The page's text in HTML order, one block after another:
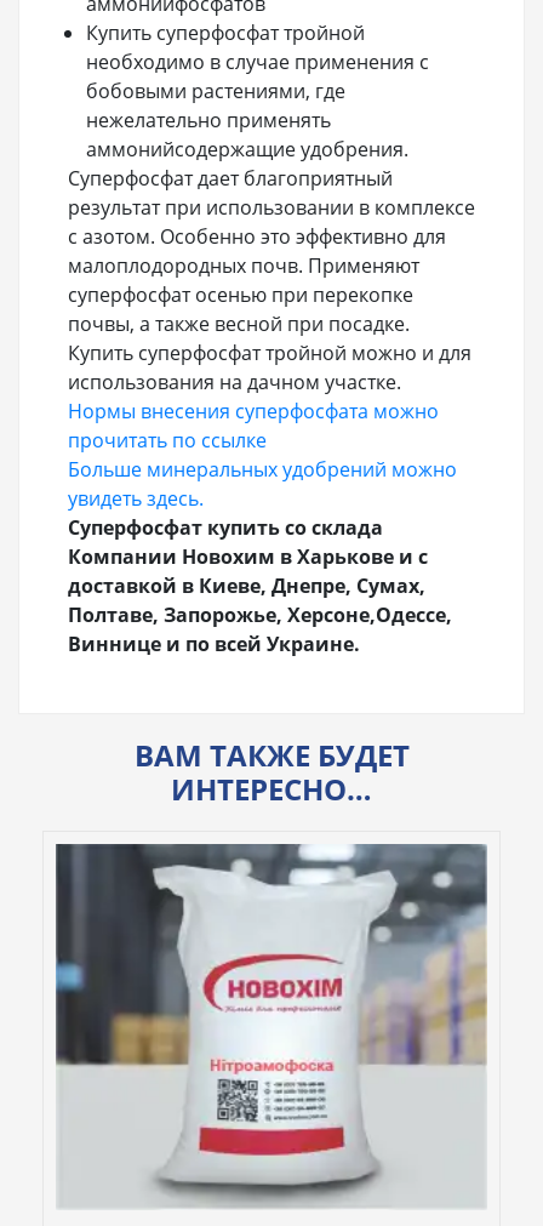
Купить суперфосфат тройной
необходимо в случае применения с
бобовыми растениями, где
нежелательно применять
аммонийсодержащие удобрения.
Суперфосфат дает благоприятный
результат при использовании в комплексе
с азотом. Особенно это эффективно для
малоплодородных почв. Применяют
суперфосфат осенью при перекопке
почвы, а также весной при посадке.
Купить суперфосфат тройной можно и для
использования на дачном участке.
Нормы внесения суперфосфата можно
прочитать по ссылке
Больше минеральных удобрений можно
увидеть здесь.
Суперфосфат купить со склада
Компании Новохим в Харькове и с
доставкой в Киеве, Днепре, Сумах,
Полтаве, Запорожье, Херсоне,Одессе,
Виннице и по всей Украине.
ВАМ ТАКЖЕ БУДЕТ
ИНТЕРЕСНО…